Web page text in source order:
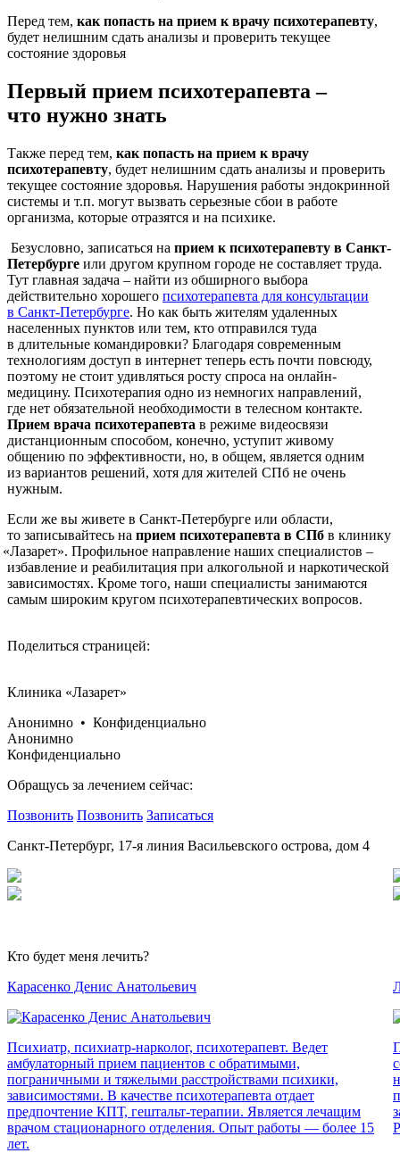
Перед тем, как попасть на прием к врачу психотерапевту,
будет нелишним сдать анализы и проверить текущее
состояние здоровья
Первый прием психотерапевта –
что нужно знать
Также перед тем, как попасть на прием к врачу
психотерапевту, будет нелишним сдать анализы и проверить
текущее состояние здоровья. Нарушения работы эндокринной
системы и т.п. могут вызвать серьезные сбои в работе
организма, которые отразятся и на психике.
Безусловно, записаться на прием к психотерапевту в Санкт-
Петербурге или другом крупном городе не составляет труда.
Тут главная задача – найти из обширного выбора
действительно хорошего психотерапевта для консультации
в Санкт-Петербурге. Но как быть жителям удаленных
населенных пунктов или тем, кто отправился туда
в длительные командировки? Благодаря современным
технологиям доступ в интернет теперь есть почти повсюду,
поэтому не стоит удивляться росту спроса на онлайн-
медицину. Психотерапия одно из немногих направлений,
где нет обязательной необходимости в телесном контакте.
Прием врача психотерапевта в режиме видеосвязи
дистанционным способом, конечно, уступит живому
общению по эффективности, но, в общем, является одним
из вариантов решений, хотя для жителей СПб не очень
нужным.
Если же вы живете в Санкт-Петербурге или области,
то записывайтесь на прием психотерапевта в СПб в клинику
«Лазарет». Профильное направление наших специалистов –
избавление и реабилитация при алкогольной и наркотической
зависимостях. Кроме того, наши специалисты занимаются
самым широким кругом психотерапевтических вопросов.
Поделиться страницей:
Клиника «Лазарет»
Анонимно • Конфиденциально
Анонимно
Конфиденциально
Обращусь за лечением сейчас:
Позвонить Позвонить Записаться
Санкт-Петербург, 17-я линия Васильевского острова, дом 4
Кто будет меня лечить?
Карасенко Денис Анатольевич
Психиатр, психиатр-нарколог, психотерапевт. Ведет
амбулаторный прием пациентов с обратимыми,
пограничными и тяжелыми расстройствами психики,
зависимостями. В качестве психотерапевта отдает
предпочтение КПТ, гештальт-терапии. Является лечащим
врачом стационарного отделения. Опыт работы — более 15
лет.